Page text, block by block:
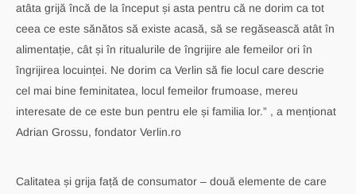
atâta grijă încă de la început și asta pentru că ne dorim ca tot
ceea ce este sănătos să existe acasă, să se regăsească atât în
alimentație, cât și în ritualurile de îngrijire ale femeilor ori în
îngrijirea locuinței. Ne dorim ca Verlin să fie locul care descrie
cel mai bine feminitatea, locul femeilor frumoase, mereu
interesate de ce este bun pentru ele și familia lor.” , a menționat
Adrian Grossu, fondator Verlin.ro
Calitatea și grija față de consumator – două elemente de care